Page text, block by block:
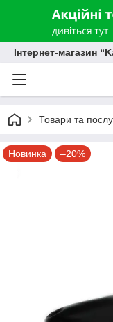
Інтернет-магазин
Товари та
Новинка –20%